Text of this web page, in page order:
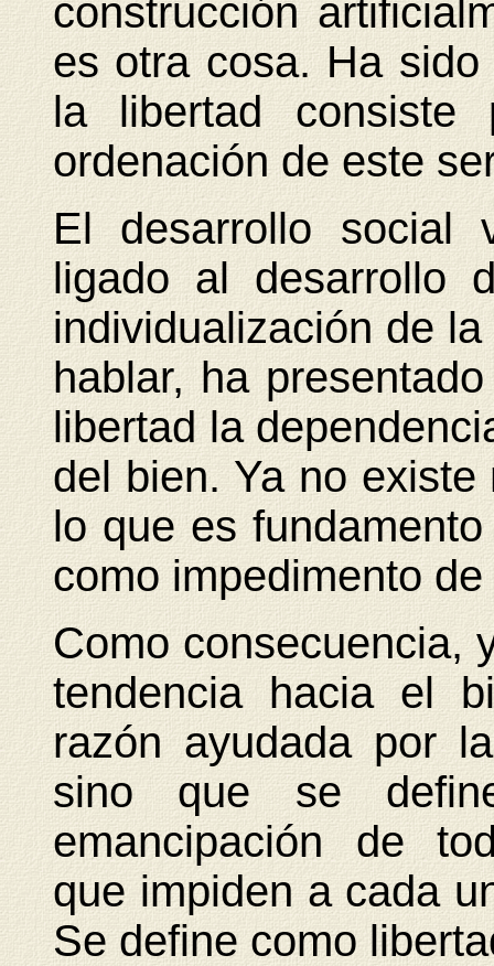
construcción
es otra cosa. Ha
la libertad consiste
ordenación de este
El desarrollo social
ligado al desarrollo
individualización de
hablar, ha
libertad la
del bien. Ya no
lo que es
como impedimento
Como consecuencia,
tendencia hacia el
razón ayudada por
sino que se
emancipación de
que impiden a cada
Se define como